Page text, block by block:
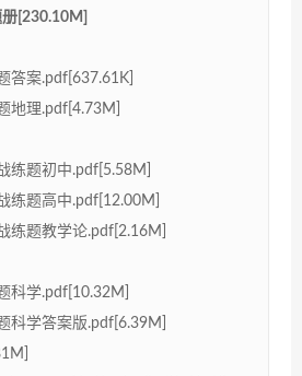
[230.10M]
答案.pdf[637.61K]
地理.pdf[4.73M]
练题初中.pdf[5.58M]
练题高中.pdf[12.00M]
练题教学论.pdf[2.16M]
科学.pdf[10.32M]
科学答案版.pdf[6.39M]